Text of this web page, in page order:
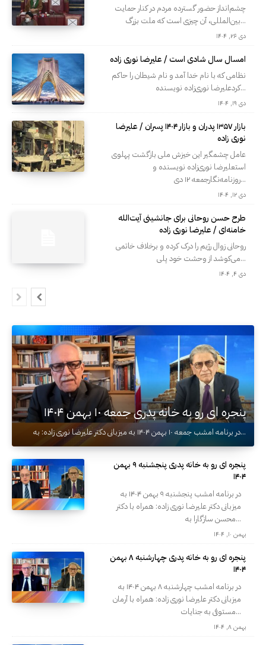
چشم‌انداز حضور گسترده مردم در کنار حمایت
بین‌المللی، آن چیزی است که ملت بزرگ...
دی ۲۶, ۱۴۰۴
امسال سال شادی است / علیرضا نوری زاده
نظامی که با نام خدا آمد و نام شیطان را حاکم
کردعلیرضا نوری‌زاده نویسنده...
دی ۱۹, ۱۴۰۴
بازار ۱۳۵۷ پدران و بازار ۱۴۰۴ پسران / علیرضا
نوری زاده
عامل چشمگیر این خیزش ملی بازگشت پهلوی
استعلیرضا نوری‌زاده نویسنده و
روزنامه‌‌نگارجمعه ۱۲ دی...
دی ۱۲, ۱۴۰۴
طرح حسن روحانی برای جانشینی آیت‌الله
خامنه‌ای / علیرضا نوری زاده
روحانی زوال رژیم را درک کرده و برخلاف خاتمی
می‌کوشد از وحشت خود پلی...
دی ۴, ۱۴۰۴
پنجره ای رو به خانه پدری جمعه ۱۰ بهمن ۱۴۰۴
در برنامه امشب جمعه ۱۰ بهمن ۱۴۰۴ به میزبانی دکتر علیرضا نوری زاده: به...
پنجره ای رو به خانه پدری پنجشنبه ۹ بهمن
۱۴۰۴
در برنامه امشب پنجشنبه ۹ بهمن ۱۴۰۴ به
میزبانی دکتر علیرضا نوری زاده: همراه با دکتر
محسن سازگارا به...
بهمن ۱۰, ۱۴۰۴
پنجره ای رو به خانه پدری چهارشنبه ۸ بهمن
۱۴۰۴
در برنامه امشب چهارشنبه ۸ بهمن ۱۴۰۴ به
میزبانی دکتر علیرضا نوری زاده: همراه با آرمان
مستوفی به جنایات...
بهمن ۸, ۱۴۰۴